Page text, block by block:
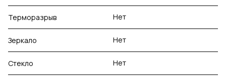
Терморазрыв Нет
Зеркало Нет
Стекло Нет